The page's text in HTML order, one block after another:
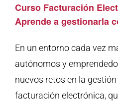
Curso Facturación
Aprende a gestionarla
En un entorno cada vez
autónomos y
nuevos retos en la
facturación electrónica,